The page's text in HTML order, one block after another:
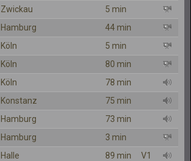
Zwickau
5 min
Hamburg
44 min
Köln
5 min
Köln
80 min
Köln
78 min
Konstanz
75 min
Hamburg
73 min
Hamburg
3 min
Halle 89 min
V1